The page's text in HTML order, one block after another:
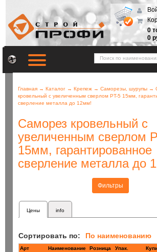
0
0
Главная → Каталог → Крепеж → Саморезы, шурупы →
кровельный с увеличенным сверлом PT-5 15мм,
сверление металла до 12мм!
Саморез кровельный с
увеличенным сверлом
15мм, гарантированное
сверление металла до
Фильтры
Цены info
Сортировать по: По наименованию
Арт Наименование Розница